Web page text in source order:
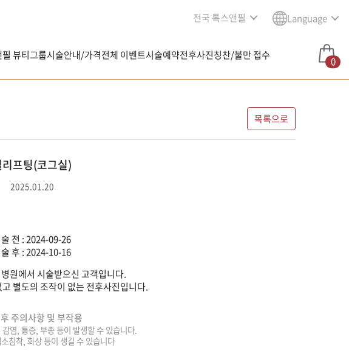
전국 톡스앤필 Language
뷰티그룹시술안내/가격전체 이벤트시술예약전후사진칭찬/불만 접수 0
목록으로
리프팅(코그실)
2025.01.20
전 : 2024-09-26
후 : 2024-10-16
원에서 시술받으신 고객입니다.
별도의 조작이 없는 전후사진입니다.
주의사항 및 부작용
염, 통증, 부종 등이 발생할 수 있습니다.
침착, 화상 등이 생길 수 있습니다